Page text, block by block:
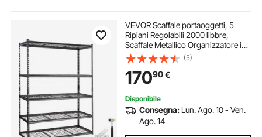
scaffale portaoggetti acciaio
scaffali acciaio garage
scaffale in acciaio garage
VEVOR Scaffale portaoggetti, 5
Ripiani Regolabili 2000 libbre,
Scaffale Metallico Organizzatore in
Metallo, Nero, 60" L x 24" L x 78" A
per Cucina Dispensa Seminterrato
Bagno Lavanderia Armadio
(5)
17090€
Disponibile
Consegna: Lun. Ago. 10 - Ven.
Ago. 14